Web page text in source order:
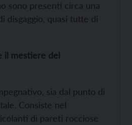
sono presenti circa una
disgaggio, quasi tutte di
il mestiere del
sia dal punto di
Consiste nel
di pareti rocciose